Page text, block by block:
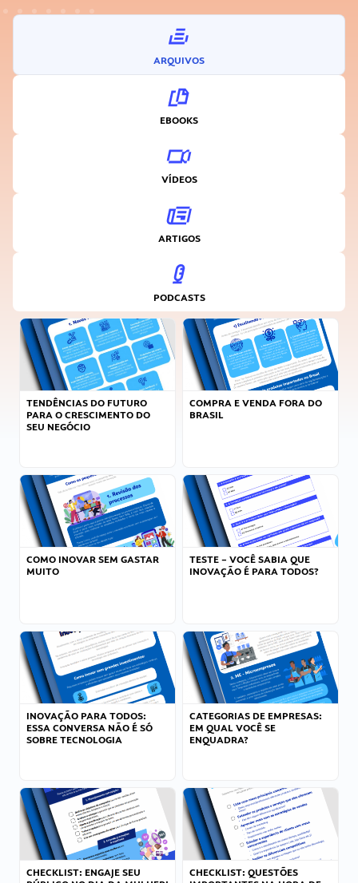
ARQUIVOS
EBOOKS
VÍDEOS
ARTIGOS
PODCASTS
TENDÊNCIAS DO FUTURO
PARA O CRESCIMENTO DO
SEU NEGÓCIO
COMPRA E VENDA FORA DO
BRASIL
COMO INOVAR SEM GASTAR
MUITO
TESTE – VOCÊ SABIA QUE
INOVAÇÃO É PARA TODOS?
INOVAÇÃO PARA TODOS:
ESSA CONVERSA NÃO É SÓ
SOBRE TECNOLOGIA
CATEGORIAS DE EMPRESAS:
EM QUAL VOCÊ SE
ENQUADRA?
CHECKLIST: ENGAJE SEU
CHECKLIST: QUESTÕES